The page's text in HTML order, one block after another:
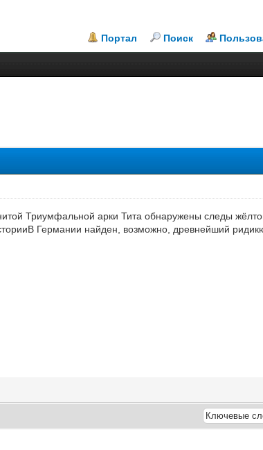
Портал Поиск
Триумфальной арки Тита обнаружены следы
Германии найден, возможно, древнейший